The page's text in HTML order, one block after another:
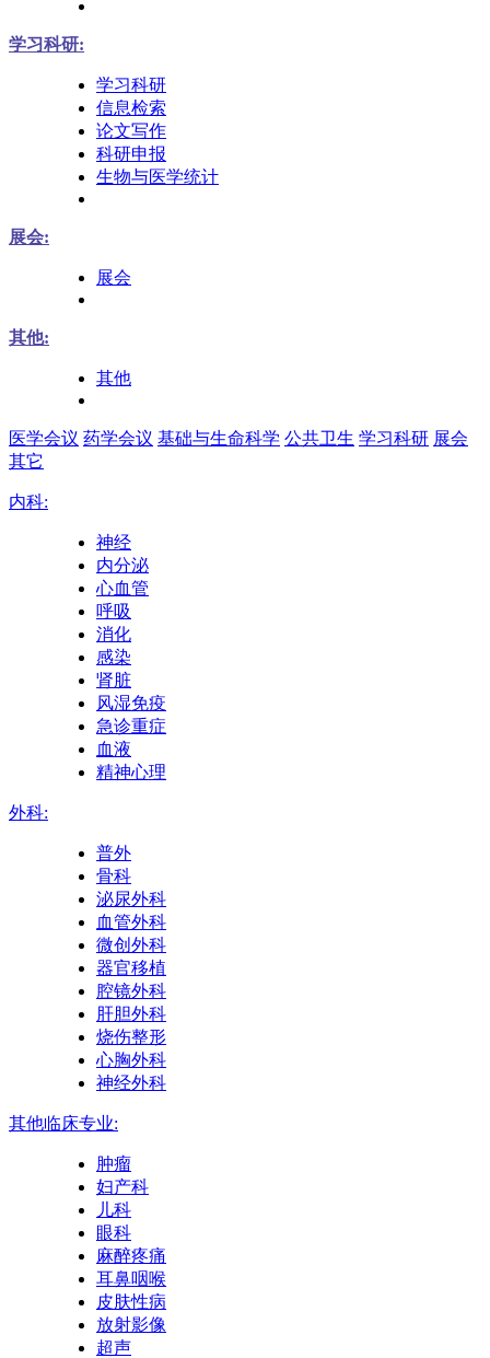
学习科研:
学习科研
信息检索
论文写作
科研申报
生物与医学统计
展会:
展会
其他:
其他
医学会议 药学会议 基础与生命科学 公共卫生 学习科研 展会
其它
内科:
神经
内分泌
心血管
呼吸
消化
感染
肾脏
风湿免疫
急诊重症
血液
精神心理
外科:
普外
骨科
泌尿外科
血管外科
微创外科
器官移植
腔镜外科
肝胆外科
烧伤整形
心胸外科
神经外科
其他临床专业:
肿瘤
妇产科
儿科
眼科
麻醉疼痛
耳鼻咽喉
皮肤性病
放射影像
超声